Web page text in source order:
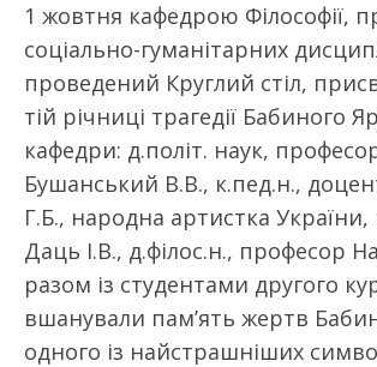
1 жовтня кафедрою Філософії,
соціально-гуманітарних
проведений Круглий стіл,
тій річниці трагедії Бабиного
кафедри: д.політ. наук,
Бушанський В.В., к.пед.н.,
Г.Б., народна артистка
Даць І.В., д.філос.н., професор
разом із студентами другого
вшанували пам’ять жертв
одного із найстрашніших